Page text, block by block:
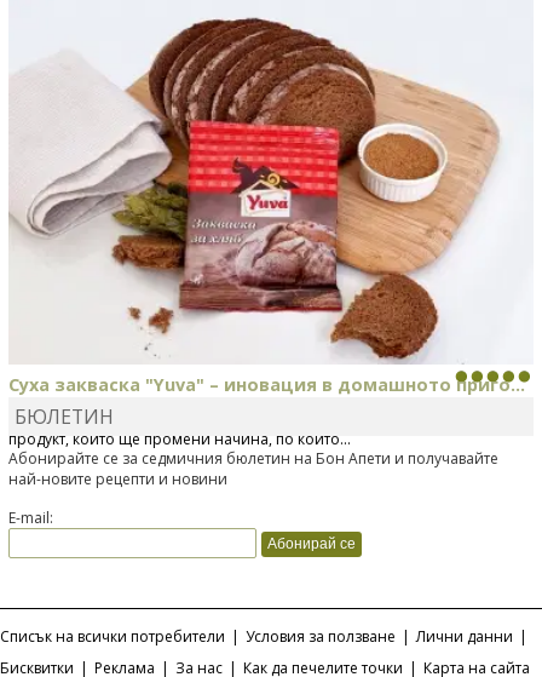
Суха закваска "Yuva" – иновация в домашното приго...
Отскоро Лесафр България стартира предлагането на изцяло нов
продукт, който ще промени начина, по който...
БЮЛЕТИН
Абонирайте се за седмичния бюлетин на Бон Апети и получавайте
най-новите рецепти и новини
E-mail:
Списък на всички потребители | Условия за ползване | Лични данни |
Бисквитки | Реклама | За нас | Как да печелите точки | Карта на сайта